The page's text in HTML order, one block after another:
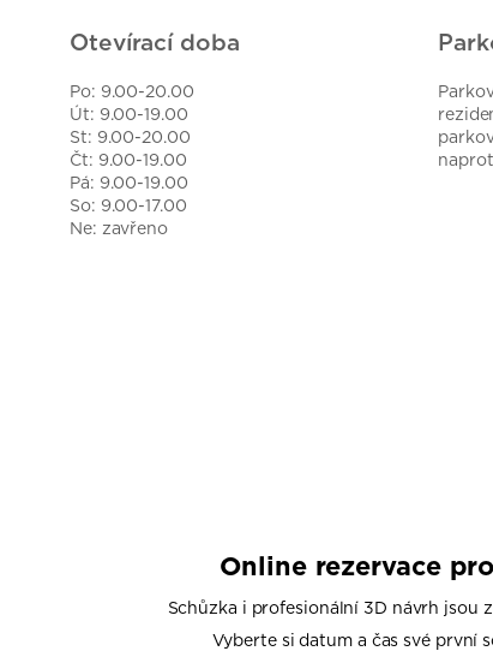
Otevírací doba
Po: 9.00-20.00
Út: 9.00-19.00
St: 9.00-20.00
Čt: 9.00-19.00
Pá: 9.00-19.00
So: 9.00-17.00
Ne: zavřeno
Online rezervace
Schůzka i profesionální 3D návrh jsou
Vyberte si datum a čas své první